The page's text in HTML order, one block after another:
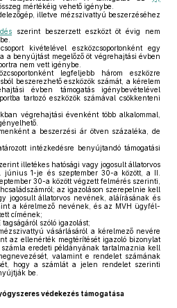
mértékéig vehető igénybe.
illetve mézszivattyú beszerzéséhez
szerint beszerzett eszközt öt évig nem
kivételével eszközcsoportonként egy
a benyújtást megelőző öt végrehajtási évben
nem vett igénybe.
legfeljebb három eszközre
beszerezhető eszközök számát, a kérelem
évben támogatás igénybevételével
tartozó eszközök számával csökkenteni
végrehajtási évenként több alkalommal,
a beszerzési ár ötven százaléka, de
intézkedésre benyújtandó támogatási
illetékes hatósági vagy jogosult állatorvos
június 1-je és szeptember 30-a között, a II.
30-a között végzett felmérés szerinti,
az igazoláson szerepelnie kell
jogosult állatorvos nevének, aláírásának és
a kérelmező nevének, és az MVH ügyfél-
címének;
szóló igazolást;
vásárlásáról a kérelmező nevére
az ellenérték megtérítését igazoló bizonylat
eredeti példányának tartalmaznia kell
valamint e rendelet számának
hogy a számlát a jelen rendelet szerinti
be.
védekezés támogatása